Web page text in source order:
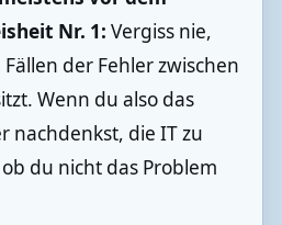
Nr. 1: Vergiss nie,
der Fehler zwischen
Wenn du also das
nachdenkst, die IT zu
du nicht das Problem